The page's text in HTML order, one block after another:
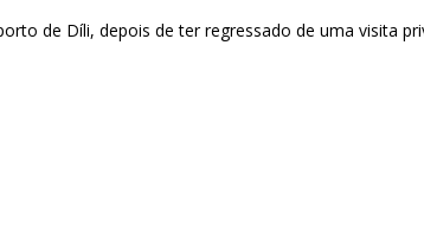
de Díli, depois de ter regressado de uma visita